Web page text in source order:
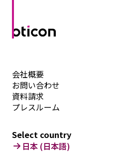
会社概要
お問い合わせ
資料請求
プレスルーム
Select country
日本 (日本語)